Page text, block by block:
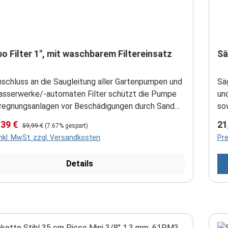
Filter 1", mit waschbarem Filtereinsatz
an die Saugleitung aller Gartenpumpen und
automaten Filter schützt die Pumpe
vor Beschädigungen durch Sand
Gehäuse und Deckel aus
Polypropylen Anschlüsse mit Messing-
Temperaturbeständig von 0 bis 60°C
80 my, gegen feinsten Sand und Feststoffe
€ Regulärer Preis:
59,99 € (7.67% gespart)
MwSt. zzgl. Versandkosten
Details